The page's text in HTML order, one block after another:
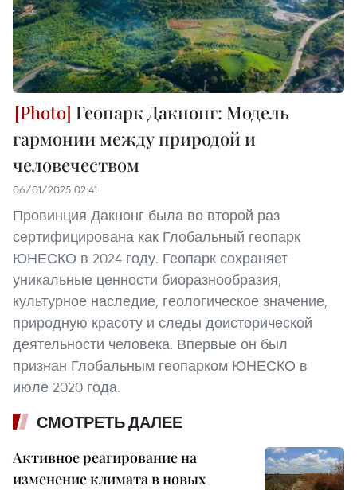
Геопарк Дакнонг: Модель
гармонии между природой и
человечеством
06/01/2025 02:41
Провинция Дакнонг была во второй раз
сертифицирована как Глобальный геопарк
ЮНЕСКО в 2024 году. Геопарк сохраняет
уникальные ценности биоразнообразия,
культурное наследие, геологическое значение,
природную красоту и следы доисторической
деятельности человека. Впервые он был
признан Глобальным геопарком ЮНЕСКО в
июле 2020 года.
СМОТРЕТЬ ДАЛЕЕ
Активное реагирование на
изменение климата в новых